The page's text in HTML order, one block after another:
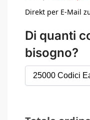
Direkt per E-Mail
Di quanti
bisogno?